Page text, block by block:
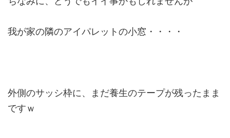
我が家の隣のアイパレットの小窓・・・・
外側のサッシ枠に、まだ養生のテープが残ったまま
ですｗ